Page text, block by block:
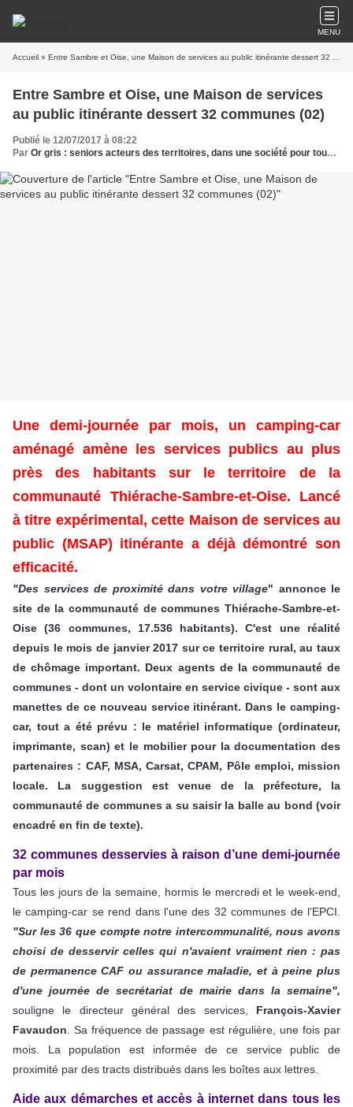
MENU
Accueil » Entre Sambre et Oise, une Maison de services au public itinérante dessert 32 communes (02)
Entre Sambre et Oise, une Maison de services
au public itinérante dessert 32 communes (02)
Publié le 12/07/2017 à 08:22
Par Or gris : seniors acteurs des territoires, dans une société pour tous les âges
Une demi-journée par mois, un camping-car
aménagé amène les services publics au plus
près des habitants sur le territoire de la
communauté Thiérache-Sambre-et-Oise. Lancé
à titre expérimental, cette Maison de services au
public (MSAP) itinérante a déjà démontré son
efficacité.
"Des services de proximité dans votre village" annonce le
site de la communauté de communes Thiérache-Sambre-et-
Oise (36 communes, 17.536 habitants). C'est une réalité
depuis le mois de janvier 2017 sur ce territoire rural, au taux
de chômage important. Deux agents de la communauté de
communes - dont un volontaire en service civique - sont aux
manettes de ce nouveau service itinérant. Dans le camping-
car, tout a été prévu : le matériel informatique (ordinateur,
imprimante, scan) et le mobilier pour la documentation des
partenaires : CAF, MSA, Carsat, CPAM, Pôle emploi, mission
locale. La suggestion est venue de la préfecture, la
communauté de communes a su saisir la balle au bond (voir
encadré en fin de texte).
32 communes desservies à raison d’une demi-journée
par mois
Tous les jours de la semaine, hormis le mercredi et le week-end,
le camping-car se rend dans l'une des 32 communes de l'EPCI.
"Sur les 36 que compte notre intercommunalité, nous avons
choisi de desservir celles qui n'avaient vraiment rien : pas
de permanence CAF ou assurance maladie, et à peine plus
d'une journée de secrétariat de mairie dans la semaine",
souligne le directeur général des services, François-Xavier
Favaudon . Sa fréquence de passage est régulière, une fois par
mois. La population est informée de ce service public de
proximité par des tracts distribués dans les boîtes aux lettres.
Aide aux démarches et accès à internet dans tous les